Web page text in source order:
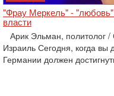
"Фрау Меркель" - "любовь"
власти
Арик Эльман, политолог
Израиль Сегодня, когда вы
Германии должен